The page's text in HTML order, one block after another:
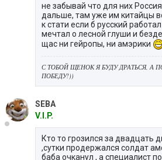
не забывай что для них
дальше, там уже им китайцы
к стати если б русский
мечтал о лесной глуши и
щас ни гейропы, ни амэрики
С ТОБОЙ ЩЕНОК Я БУДУ ДРАТЬСЯ, А
ПОБЕДУ!))
SEBA
V.I.P.
Кто то грозился за двадцать
,сутки продержался солдат
баба очканул , а специалист